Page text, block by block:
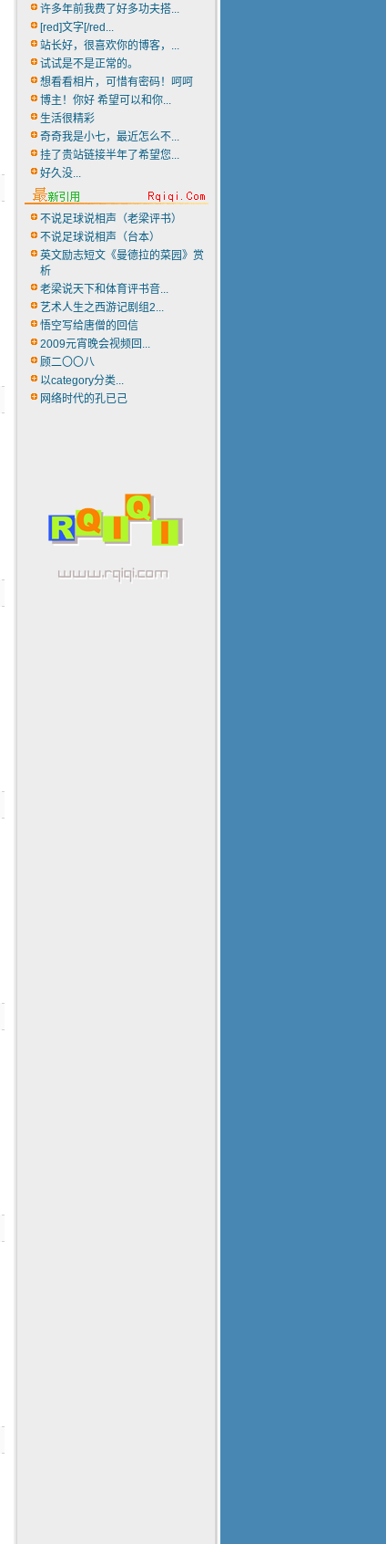
许多年前我费了好多功夫搭...
[red]文字[/red...
站长好，很喜欢你的博客，...
试试是不是正常的。
想看看相片，可惜有密码！呵呵
博主！你好 希望可以和你...
生活很精彩
奇奇我是小七，最近怎么不...
挂了贵站链接半年了希望您...
好久没...
不说足球说相声（老梁评书）
不说足球说相声（台本）
英文励志短文《曼德拉的菜园》赏
析
老梁说天下和体育评书音...
艺术人生之西游记剧组2...
悟空写给唐僧的回信
2009元宵晚会视频回...
顾二〇〇八
以category分类...
网络时代的孔已己